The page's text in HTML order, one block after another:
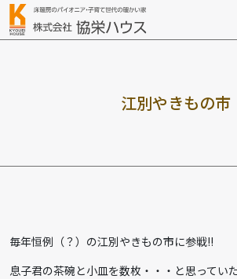
江別やきもの市
毎年恒例（？）の江別やきもの市に参戦!!
息子君の茶碗と小皿を数枚・・・と思ってい